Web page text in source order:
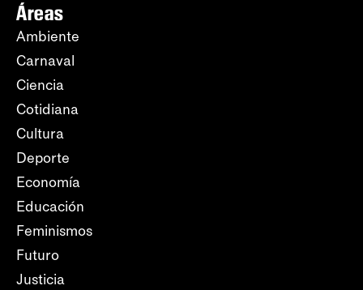
Áreas
Ambiente
Carnaval
Ciencia
Cotidiana
Cultura
Deporte
Economía
Educación
Feminismos
Futuro
Justicia